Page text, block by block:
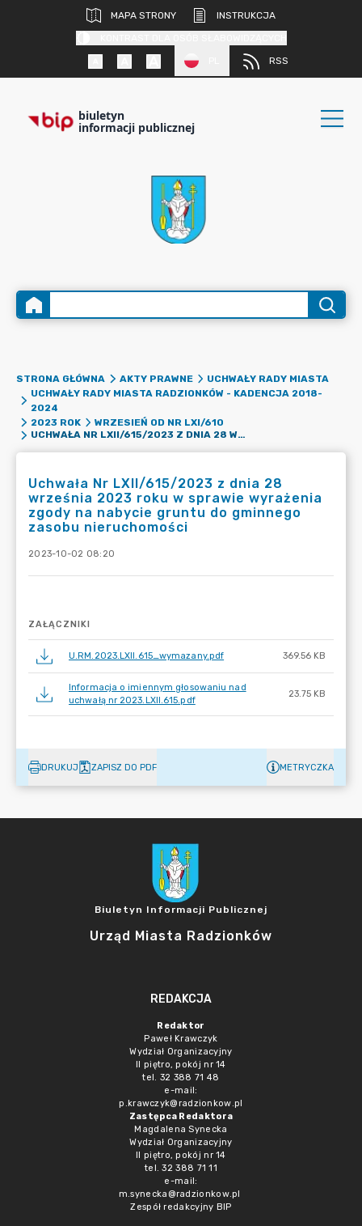
MAPA STRONY
INSTRUKCJA
RSS
biuletyn
informacji publicznej
STRONA GŁÓWNA AKTY PRAWNE
UCHWAŁY RADY MIASTA
UCHWAŁY RADY MIASTA RADZIONKÓW - KADENCJA 2018-
2024
2023 ROK
WRZESIEŃ OD NR LXI/610
UCHWAŁA NR LXII/615/2023 Z DNIA 28 WRZEŚNIA 2023 ROKU W SPRAWIE WYRAŻENIA ZGODY NA NABYCIE GRUNTU DO GMINNEGO ZASOBU NIERUCHOMOŚCI
Uchwała Nr LXII/615/2023 z dnia 28
września 2023 roku w sprawie wyrażenia
zgody na nabycie gruntu do gminnego
zasobu nieruchomości
2023-10-02 08:20
ZAŁĄCZNIKI
U.RM.2023.LXII.615_wymazany.pdf 369.56 KB
Informacja o imiennym głosowaniu nad
uchwałą nr 2023.LXII.615.pdf
23.75 KB
DRUKUJ ZAPISZ DO PDF METRYCZKA
Biuletyn Informacji Publicznej
Urząd Miasta Radzionków
REDAKCJA
Redaktor
Paweł Krawczyk
Wydział Organizacyjny
II piętro, pokój nr 14
tel. 32 388 71 48
e-mail:
p.krawczyk@radzionkow.pl
Zastępca Redaktora
Magdalena Synecka
Wydział Organizacyjny
II piętro, pokój nr 14
tel. 32 388 71 11
e-mail:
m.synecka@radzionkow.pl
Zespół redakcyjny BIP